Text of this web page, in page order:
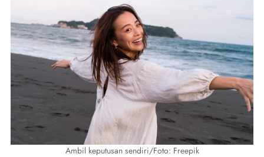
Ambil keputusan sendiri/Foto: Freepik